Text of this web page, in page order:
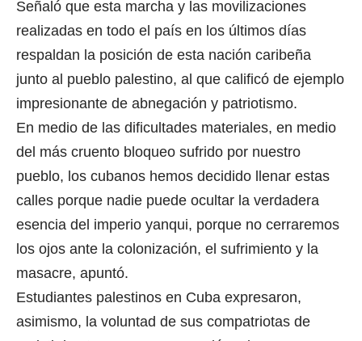
Señaló que esta marcha y las movilizaciones
realizadas en todo el país en los últimos días
respaldan la posición de esta nación caribeña
junto al pueblo palestino, al que calificó de ejemplo
impresionante de abnegación y patriotismo.
En medio de las dificultades materiales, en medio
del más cruento bloqueo sufrido por nuestro
pueblo, los cubanos hemos decidido llenar estas
calles porque nadie puede ocultar la verdadera
esencia del imperio yanqui, porque no cerraremos
los ojos ante la colonización, el sufrimiento y la
masacre, apuntó.
Estudiantes palestinos en Cuba expresaron,
asimismo, la voluntad de sus compatriotas de